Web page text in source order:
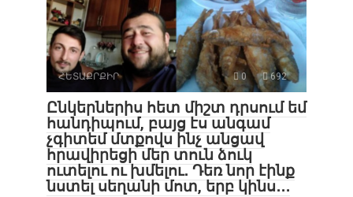
ՀԵՏԱՔՐՔԻՐ 0 692
Ընկերներիս հետ միշտ դրսում եմ
հանդիպում, բայց էս անգամ
չգիտեմ մտքովս ինչ անցավ
հրավիրեցի մեր տուն ձուկ
ուտելու ու խմելու․ Դեռ նոր էինք
նստել սեղանի մոտ, երբ կինս․․․